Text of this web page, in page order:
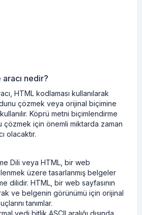
nedir?
HTML kodlaması kullanılarak
çözmek veya orijinal biçimine
Köprü metni biçimlendirme
çözmek için önemli miktarda zaman
olacaktır.
Dili veya HTML, bir web
üzere tasarlanmış belgeler
dilidir. HTML, bir web sayfasının
ve belgenin görünümü için orijinal
tanımlar.
yedi bitlik ASCII aralığı dışında